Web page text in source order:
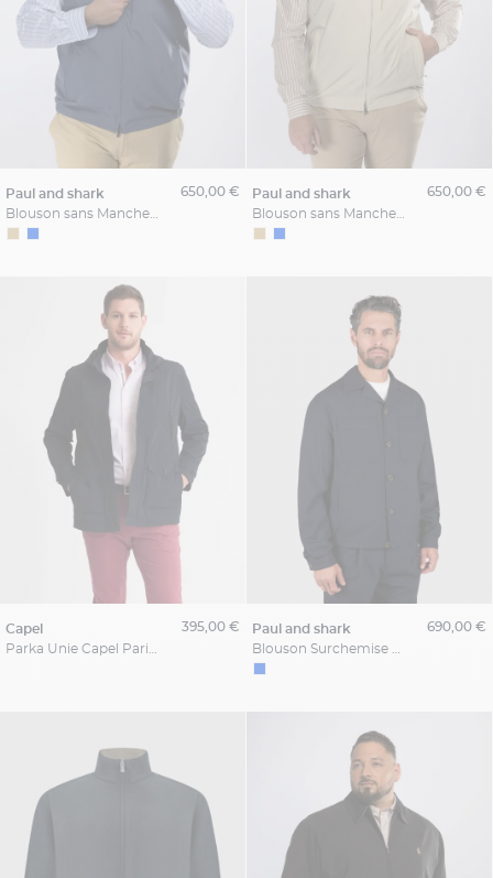
paul and shark
650,00 €
paul and shark
650,00 €
capel
395,00 €
paul and shark
690,00 €